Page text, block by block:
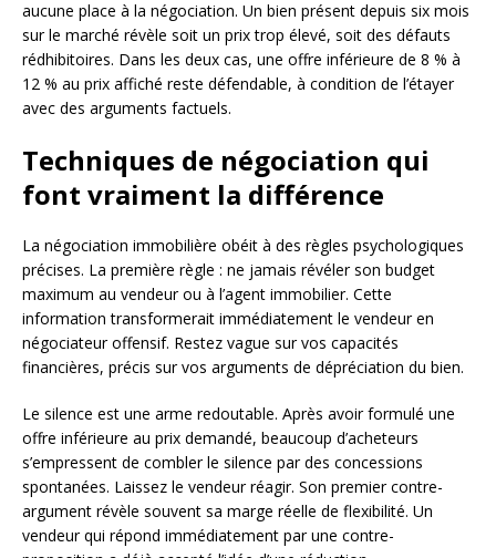
aucune place à la négociation. Un bien présent depuis six mois
sur le marché révèle soit un prix trop élevé, soit des défauts
rédhibitoires. Dans les deux cas, une offre inférieure de 8 % à
12 % au prix affiché reste défendable, à condition de l’étayer
avec des arguments factuels.
Techniques de négociation qui
font vraiment la différence
La négociation immobilière obéit à des règles psychologiques
précises. La première règle : ne jamais révéler son budget
maximum au vendeur ou à l’agent immobilier. Cette
information transformerait immédiatement le vendeur en
négociateur offensif. Restez vague sur vos capacités
financières, précis sur vos arguments de dépréciation du bien.
Le silence est une arme redoutable. Après avoir formulé une
offre inférieure au prix demandé, beaucoup d’acheteurs
s’empressent de combler le silence par des concessions
spontanées. Laissez le vendeur réagir. Son premier contre-
argument révèle souvent sa marge réelle de flexibilité. Un
vendeur qui répond immédiatement par une contre-